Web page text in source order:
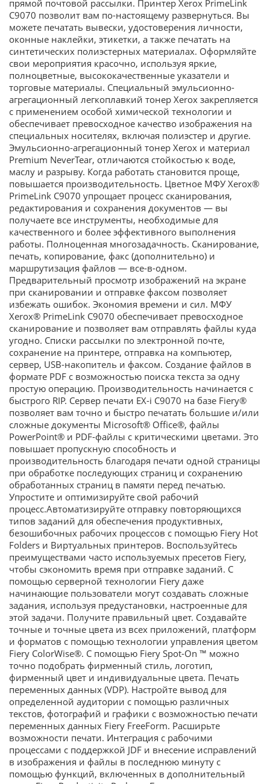
прямой почтовой рассылки. Принтер Xerox PrimeLink
C9070 позволит вам по-настоящему развернуться. Вы
можете печатать вывески, удостоверения личности,
оконные наклейки, этикетки, а также печатать на
синтетических полиэстерных материалах. Оформляйте
свои мероприятия красочно, используя яркие,
полноцветные, высококачественные указатели и
торговые материалы. Специальный эмульсионно-
агрегационный легкоплавкий тонер Xerox закрепляется
с применением особой химической технологии и
обеспечивает превосходное качество изображения на
специальных носителях, включая полиэстер и другие.
Эмульсионно-агрегационный тонер Xerox и материал
Premium NeverTear, отличаются стойкостью к воде,
маслу и разрыву. Когда работать становится проще,
повышается производительность. Цветное МФУ Xerox®
PrimeLink C9070 упрощает процесс сканирования,
редактирования и сохранения документов — вы
получаете все инструменты, необходимые для
качественного и более эффективного выполнения
работы. Полноценная многозадачность. Сканирование,
печать, копирование, факс (дополнительно) и
маршрутизация файлов — все-в-одном.
Предварительный просмотр изображений на экране
при сканировании и отправке факсом позволяет
избежать ошибок. Экономия времени и сил. МФУ
Xerox® PrimeLink C9070 обеспечивает превосходное
сканирование и позволяет вам отправлять файлы куда
угодно. Списки рассылки по электронной почте,
сохранение на принтере, отправка на компьютер,
сервер, USB-накопитель и факсом. Создание файлов в
формате PDF с возможностью поиска текста за одну
простую операцию. Производительность начинается с
быстрого RIP. Сервер печати EX-i C9070 на базе Fiery®
позволяет вам точно и быстро печатать большие и/или
сложные документы Microsoft® Office®, файлы
PowerPoint® и PDF-файлы с критическими цветами. Это
повышает пропускную способность и
производительность благодаря печати одной страницы
при обработке последующих страниц и сохранению
обработанных страниц в памяти перед печатью.
Упростите и оптимизируйте свой рабочий
процесс.Автоматизируйте отправку повторяющихся
типов заданий для обеспечения продуктивных,
безошибочных рабочих процессов с помощью Fiery Hot
Folders и Виртуальных принтеров. Воспользуйтесь
преимуществами часто используемых пресетов Fiery,
чтобы сэкономить время при отправке заданий. С
помощью серверной технологии Fiery даже
начинающие пользователи могут создавать сложные
задания, используя предустановки, настроенные для
этой задачи. Получите правильный цвет. Создавайте
точные и точные цвета из всех приложений, платформ
и форматов с помощью технологии управления цветом
Fiery ColorWise®. С помощью Fiery Spot-On ™ можно
точно подобрать фирменный стиль, логотип,
фирменный цвет и индивидуальные цвета. Печать
переменных данных (VDP). Настройте вывод для
определенной аудитории с помощью различных
текстов, фотографий и графики с возможностью печати
переменных данных Fiery FreeForm. Расширьте
возможности печати. Интеграция с рабочими
процессами с поддержкой JDF и внесение исправлений
в изображения и файлы в последнюю минуту с
помощью функций, включенных в дополнительный